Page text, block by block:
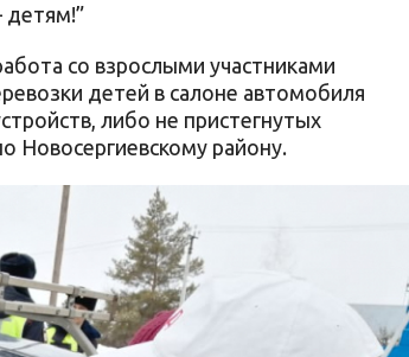
детям!”
со взрослыми участниками
детей в салоне автомобиля
либо не пристегнутых
Новосергиевскому району.